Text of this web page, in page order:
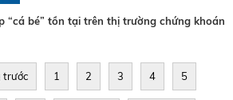
“cá bé” tồn tại trên thị trường chứng khoán
trước 1 2 3 4 5